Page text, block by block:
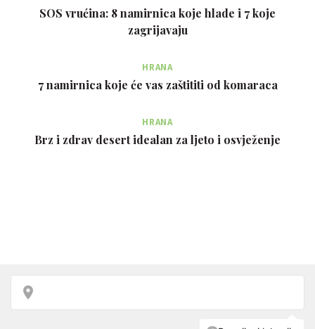
SOS vrućina: 8 namirnica koje hlade i 7 koje
zagrijavaju
HRANA
7 namirnica koje će vas zaštititi od komaraca
HRANA
Brz i zdrav desert idealan za ljeto i osvježenje